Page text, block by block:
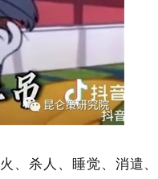
、杀人、睡觉、消遣、